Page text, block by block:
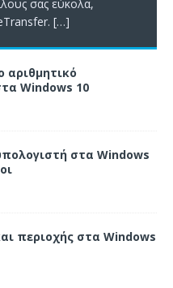
σας εύκολα,
[…]
αριθμητικό
Windows 10
στα Windows
περιοχής στα Windows